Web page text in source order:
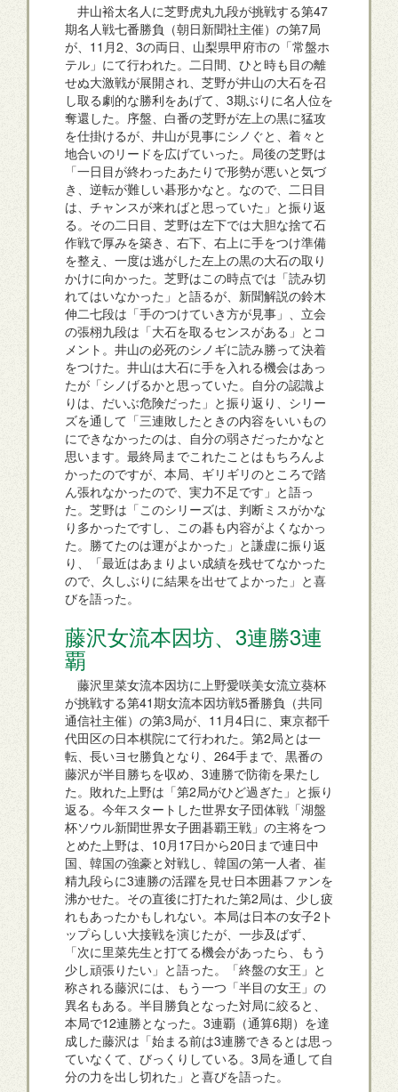
井山裕太名人に芝野虎丸九段が挑戦する第47
期名人戦七番勝負（朝日新聞社主催）の第7局
が、11月2、3の両日、山梨県甲府市の「常盤ホ
テル」にて行われた。二日間、ひと時も目の離
せぬ大激戦が展開され、芝野が井山の大石を召
し取る劇的な勝利をあげて、3期ぶりに名人位を
奪還した。序盤、白番の芝野が左上の黒に猛攻
を仕掛けるが、井山が見事にシノぐと、着々と
地合いのリードを広げていった。局後の芝野は
「一日目が終わったあたりで形勢が悪いと気づ
き、逆転が難しい碁形かなと。なので、二日目
は、チャンスが来ればと思っていた」と振り返
る。その二日目、芝野は左下では大胆な捨て石
作戦で厚みを築き、右下、右上に手をつけ準備
を整え、一度は逃がした左上の黒の大石の取り
かけに向かった。芝野はこの時点では「読み切
れてはいなかった」と語るが、新聞解説の鈴木
伸二七段は「手のつけていき方が見事」、立会
の張栩九段は「大石を取るセンスがある」とコ
メント。井山の必死のシノギに読み勝って決着
をつけた。井山は大石に手を入れる機会はあっ
たが「シノげるかと思っていた。自分の認識よ
りは、だいぶ危険だった」と振り返り、シリー
ズを通して「三連敗したときの内容をいいもの
にできなかったのは、自分の弱さだったかなと
思います。最終局までこれたことはもちろんよ
かったのですが、本局、ギリギリのところで踏
ん張れなかったので、実力不足です」と語っ
た。芝野は「このシリーズは、判断ミスがかな
り多かったですし、この碁も内容がよくなかっ
た。勝てたのは運がよかった」と謙虚に振り返
り、「最近はあまりよい成績を残せてなかった
ので、久しぶりに結果を出せてよかった」と喜
びを語った。
藤沢女流本因坊、3連勝3連
覇
藤沢里菜女流本因坊に上野愛咲美女流立葵杯
が挑戦する第41期女流本因坊戦5番勝負（共同
通信社主催）の第3局が、11月4日に、東京都千
代田区の日本棋院にて行われた。第2局とは一
転、長いヨセ勝負となり、264手まで、黒番の
藤沢が半目勝ちを収め、3連勝で防衛を果たし
た。敗れた上野は「第2局がひど過ぎた」と振り
返る。今年スタートした世界女子団体戦「湖盤
杯ソウル新聞世界女子囲碁覇王戦」の主将をつ
とめた上野は、10月17日から20日まで連日中
国、韓国の強豪と対戦し、韓国の第一人者、崔
精九段らに3連勝の活躍を見せ日本囲碁ファンを
沸かせた。その直後に打たれた第2局は、少し疲
れもあったかもしれない。本局は日本の女子2ト
ップらしい大接戦を演じたが、一歩及ばず、
「次に里菜先生と打てる機会があったら、もう
少し頑張りたい」と語った。「終盤の女王」と
称される藤沢には、もう一つ「半目の女王」の
異名もある。半目勝負となった対局に絞ると、
本局で12連勝となった。3連覇（通算6期）を達
成した藤沢は「始まる前は3連勝できるとは思っ
ていなくて、びっくりしている。3局を通して自
分の力を出し切れた」と喜びを語った。